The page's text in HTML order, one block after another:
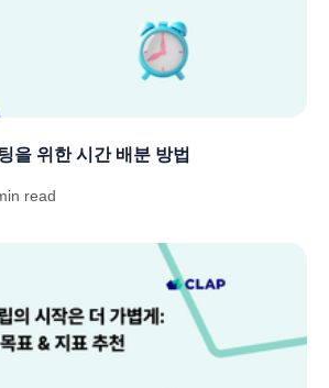
을 위한 시간 배분 방법
read